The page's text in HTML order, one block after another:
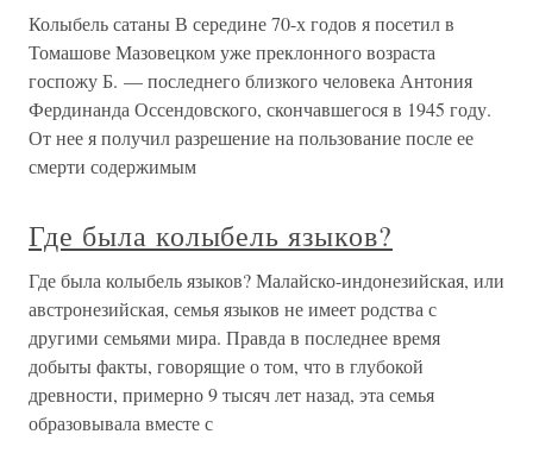
Колыбель сатаны В середине 70-х годов я посетил в
Томашове Мазовецком уже преклонного возраста
госпожу Б. — последнего близкого человека Антония
Фердинанда Оссендовского, скончавшегося в 1945 году.
От нее я получил разрешение на пользование после ее
смерти содержимым
Где была колыбель языков?
Где была колыбель языков? Малайско-индонезийская, или
австронезийская, семья языков не имеет родства с
другими семьями мира. Правда в последнее время
добыты факты, говорящие о том, что в глубокой
древности, примерно 9 тысяч лет назад, эта семья
образовывала вместе с